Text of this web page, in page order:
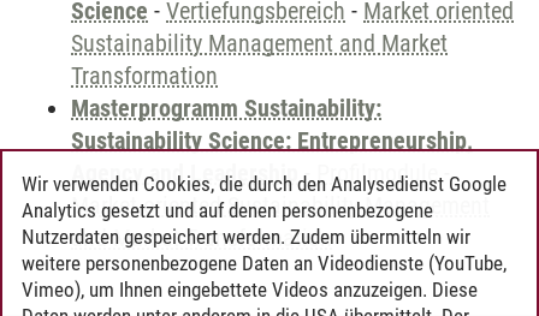
Science - Vertiefungsbereich - Market oriented
Sustainability Management and Market
Transformation
Masterprogramm Sustainability:
Sustainability Science: Entrepreneurship,
Agency and Leadership -Profilmodule-
Market oriented Sustainability Management
and Market Transformation
Wir verwenden Cookies, die durch den Analysedienst Google
Analytics gesetzt und auf denen personenbezogene
Nutzerdaten gespeichert werden. Zudem übermitteln wir
weitere personenbezogene Daten an Videodienste (YouTube,
Vimeo), um Ihnen eingebettete Videos anzuzeigen. Diese